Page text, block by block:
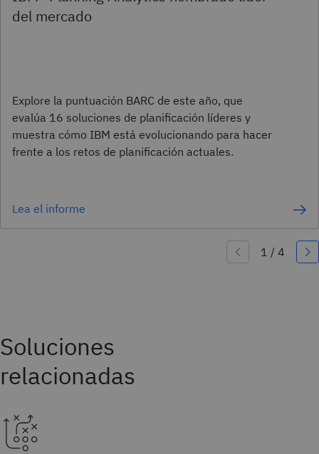
del mercado
Explore la puntuación BARC de este año, que
evalúa 16 soluciones de planificación líderes y
muestra cómo IBM está evolucionando para hacer
frente a los retos de planificación actuales.
Lea el informe